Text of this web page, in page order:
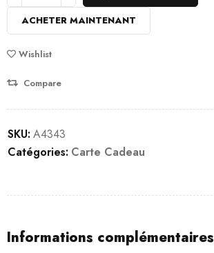
notation
ACHETER MAINTENANT
Wishlist
Compare
SKU: A4343
Catégories: Carte Cadeau
Informations complémentaires